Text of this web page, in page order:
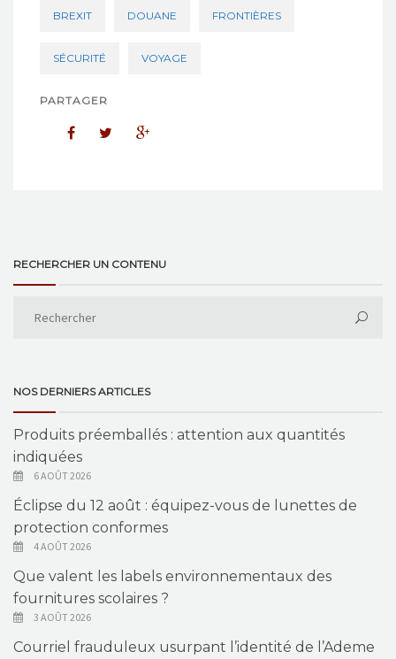
BREXIT DOUANE FRONTIÈRES
SÉCURITÉ VOYAGE
PARTAGER
RECHERCHER UN CONTENU
NOS DERNIERS ARTICLES
Produits préemballés : attention aux quantités
indiquées
6 AOÛT 2026
Éclipse du 12 août : équipez-vous de lunettes de
protection conformes
4 AOÛT 2026
Que valent les labels environnementaux des
fournitures scolaires ?
3 AOÛT 2026
Courriel frauduleux usurpant l’identité de l’Ademe